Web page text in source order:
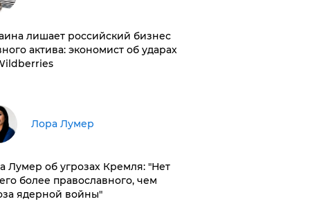
лишает российский бизнес
актива: экономист об ударах
​Лора Лумер
Лумер об угрозах Кремля: "Нет
более православного, чем
ядерной войны"